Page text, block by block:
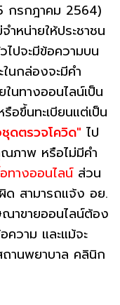
กรกฎาคม 2564)
ำหน่ายให้ประชาชน
ไปจะมีข้อความบน
นกล่องจะมีคำ
นทางออนไลน์เป็น
อขึ้นทะเบียนแต่เป็น
ดตรวจโควิด" ไป
ณภาพ หรือไม่มีคำ
ทางออนไลน์ส่วน
ด สามารถแจ้ง อย.
าขายออนไลน์ต้อง
วาม และแม้จะ
านพยาบาล คลินิก